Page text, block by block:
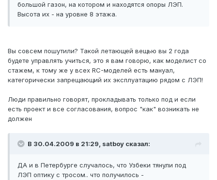
большой газон, на котором и находятся опоры ЛЭП.
Высота их - на уровне 8 этажа.
Вы совсем пошутили? Такой летающей вещью вы 2 года
будете управлять учиться, это я вам говорю, как моделист со
стажем, к тому же у всех RC-моделей есть мануал,
категорически запрещающий их эксплуатацию рядом с ЛЭП!
Люди правильно говорят, прокладывать только под и если
есть проект и все согласования, вопрос "как" возникать не
должен
В 30.04.2009 в 21:29, satboy сказал:
ДА и в Петербурге случалось, что Узбеки тянули под
ЛЭП оптику с тросом.. что получилось -